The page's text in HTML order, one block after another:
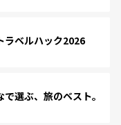
ベルハック2026
選ぶ、旅のベスト。